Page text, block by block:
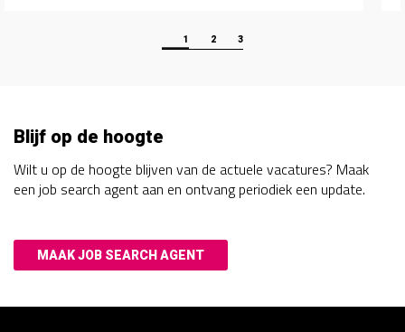
1 2 3
Blijf op de hoogte
Wilt u op de hoogte blijven van de actuele vacatures? Maak
een job search agent aan en ontvang periodiek een update.
MAAK JOB SEARCH AGENT